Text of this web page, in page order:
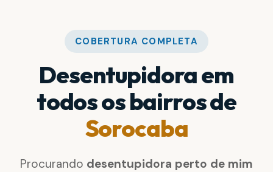
COBERTURA COMPLETA
Desentupidora em
todos os bairros de
Sorocaba
Procurando desentupidora perto de mim